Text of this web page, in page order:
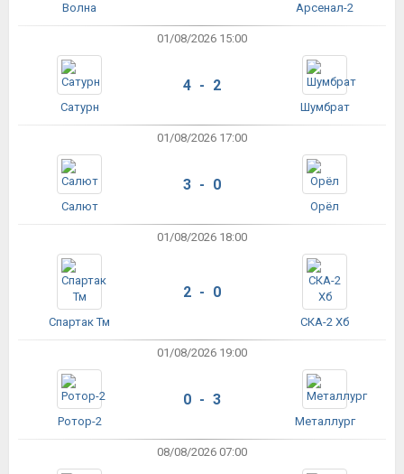
Волна Арсенал-2
01/08/2026 15:00
Сатурн
4 - 2
Шумбрат
01/08/2026 17:00
Салют
3 - 0
Орёл
01/08/2026 18:00
Спартак Тм
2 - 0
СКА-2 Хб
01/08/2026 19:00
Ротор-2
0 - 3
Металлург
08/08/2026 07:00